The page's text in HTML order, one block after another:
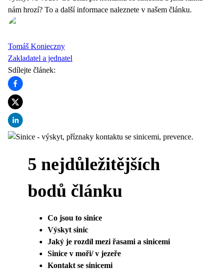
nám hrozí? To a další informace naleznete v našem článku.
Tomáš Konieczny
Zakladatel a jednatel
Sdílejte článek:
5 nejdůležitějších
bodů článku
Co jsou to sinice
Výskyt sinic
Jaký je rozdíl mezi řasami a sinicemi
Sinice v moři/ v jezeře
Kontakt se sinicemi